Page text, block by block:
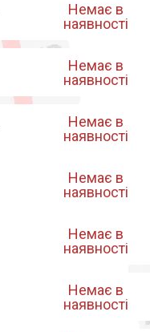
Немає в
наявності
Немає в
наявності
Немає в
наявності
Немає в
наявності
Немає в
наявності
Немає в
наявності